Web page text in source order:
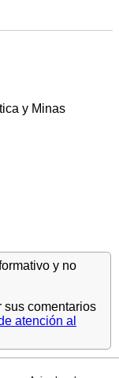
y Minas
y no
sus comentarios
atención al